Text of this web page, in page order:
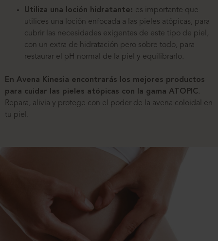
Utiliza una loción hidratante: es importante que
utilices una loción enfocada a las pieles atópicas, para
cubrir las necesidades exigentes de este tipo de piel,
con un extra de hidratación pero sobre todo, para
restaurar el pH normal de la piel y equilibrarlo.
En Avena Kinesia encontrarás los mejores productos
para cuidar las pieles atópicas con la gama ATOPIC.
Repara, alivia y protege con el poder de la avena coloidal en
tu piel.